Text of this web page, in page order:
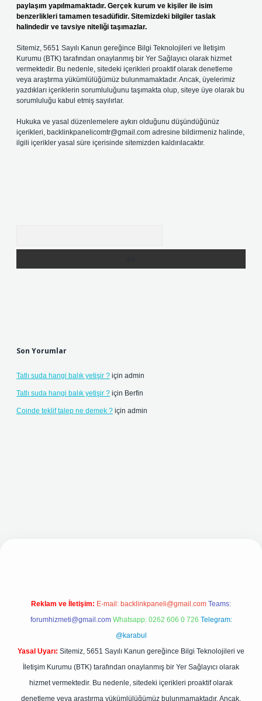
paylaşım yapılmamaktadır. Gerçek kurum ve kişiler ile isim
benzerlikleri tamamen tesadüfidir. Sitemizdeki bilgiler taslak
halindedir ve tavsiye niteliği taşımazlar.
Sitemiz, 5651 Sayılı Kanun gereğince Bilgi Teknolojileri ve İletişim
Kurumu (BTK) tarafından onaylanmış bir Yer Sağlayıcı olarak hizmet
vermektedir. Bu nedenle, sitedeki içerikleri proaktif olarak denetleme
veya araştırma yükümlülüğümüz bulunmamaktadır. Ancak, üyelerimiz
yazdıkları içeriklerin sorumluluğunu taşımakta olup, siteye üye olarak bu
sorumluluğu kabul etmiş sayılırlar.
Hukuka ve yasal düzenlemelere aykırı olduğunu düşündüğünüz
içerikleri, backlinkpanelicomtr@gmail.com adresine bildirmeniz halinde,
ilgili içerikler yasal süre içerisinde sitemizden kaldırılacaktır.
Son Yorumlar
Tatlı suda hangi balık yetişir ? için admin
Tatlı suda hangi balık yetişir ? için Berfin
Coinde teklif talep ne demek ? için admin
Reklam ve İletişim: E-mail: backlinkpaneli@gmail.com Teams:
forumhizmeti@gmail.com Whatsapp: 0262 606 0 726 Telegram:
@karabul
Yasal Uyarı: Sitemiz, 5651 Sayılı Kanun gereğince Bilgi Teknolojileri ve
İletişim Kurumu (BTK) tarafından onaylanmış bir Yer Sağlayıcı olarak
hizmet vermektedir. Bu nedenle, sitedeki içerikleri proaktif olarak
denetleme veya araştırma yükümlülüğümüz bulunmamaktadır. Ancak,